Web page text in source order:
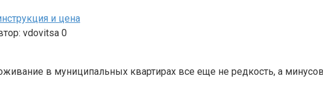
и цена
vdovitsa 0
в муниципальных квартирах все еще не редкость, а